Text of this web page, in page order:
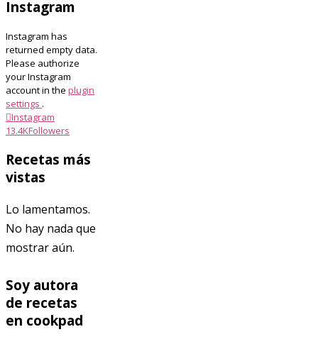
Instagram
Instagram has
returned empty data.
Please authorize
your Instagram
account in the plugin
settings .
Instagram
13.4KFollowers
Recetas más
vistas
Lo lamentamos.
No hay nada que
mostrar aún.
Soy autora
de recetas
en cookpad